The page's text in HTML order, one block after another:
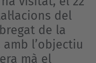
del
de la
amb l’objectiu
mà el